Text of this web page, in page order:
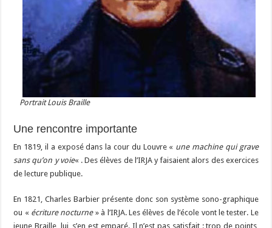
Portrait Louis Braille
Une rencontre importante
En 1819, il a exposé dans la cour du Louvre « une machine qui grave
sans qu’on y voie« . Des élèves de l’IRJA y faisaient alors des exercices
de lecture publique.
En 1821, Charles Barbier présente donc son système sono-graphique
ou « écriture nocturne» à l’IRJA. Les élèves de l’école vont le tester. Le
jeune Braille, lui, s’en est emparé. Il n’est pas satisfait : trop de points,